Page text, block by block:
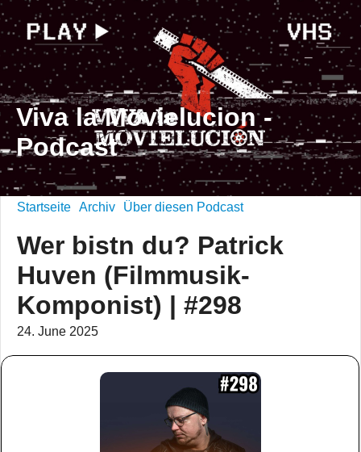
Viva la Movielucion -
Podcast
Startseite Archiv Über diesen Podcast
Wer bistn du? Patrick
Huven (Filmmusik-
Komponist) | #298
24. June 2025